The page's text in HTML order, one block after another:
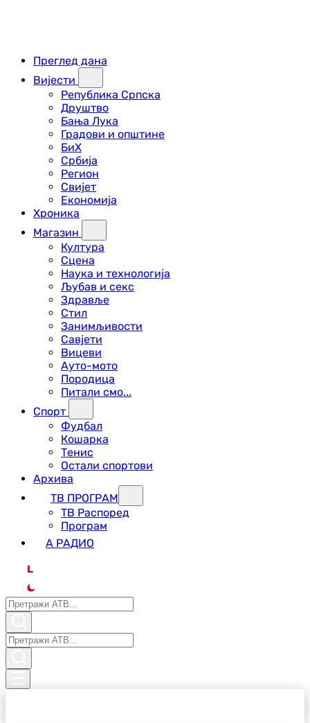
Преглед дана
Вијести
Република Српска
Друштво
Бања Лука
Градови и општине
БиХ
Србија
Регион
Свијет
Економија
Хроника
Магазин
Култура
Сцена
Наука и технологија
Љубав и секс
Здравље
Стил
Занимљивости
Савјети
Вицеви
Ауто-мото
Породица
Питали смо...
Спорт
Фудбал
Кошарка
Тенис
Остали спортови
Архива
ТВ ПРОГРАМ
ТВ Распоред
Програм
А РАДИО
L